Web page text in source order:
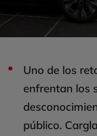
Uno de los
enfrentan los
público.